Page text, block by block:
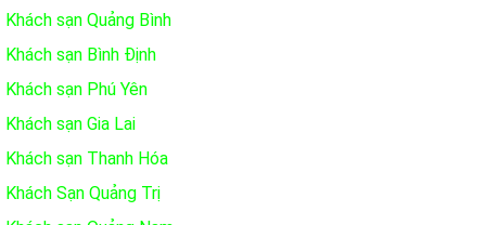
Khách sạn Quảng Bình
Khách sạn Bình Định
Khách sạn Phú Yên
Khách sạn Gia Lai
Khách sạn Thanh Hóa
Khách Sạn Quảng Trị